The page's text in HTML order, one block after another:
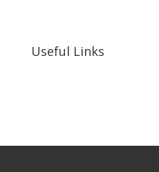
Useful Links